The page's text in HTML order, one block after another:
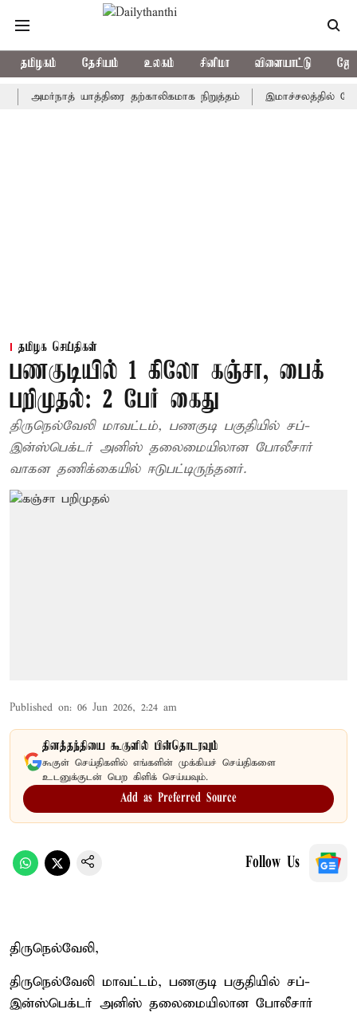
தமிழகம் தேசியம் உலகம் சினிமா விளையாட்டு
யாத்திரை தற்காலிகமாக நிறுத்தம் இமாச்சலத்தில் பேருந்து
தமிழக செய்திகள்
பணகுடியில் 1 கிலோ கஞ்சா, பைக்
பறிமுதல்: 2 பேர் கைது
திருநெல்வேலி மாவட்டம், பணகுடி பகுதியில் சப்-
இன்ஸ்பெக்டர் அனிஸ் தலைமையிலான போலீசார்
வாகன தணிக்கையில் ஈடுபட்டிருந்தனர்.
Published on: 06 Jun 2026, 2:24 am
தினத்தந்தியை கூகுளில் பின்தொடரவும்
கூகுள் செய்திகளில் எங்களின் முக்கியச் செய்திகளை
உடனுக்குடன் பெற கிளிக் செய்யவும்.
Add as Preferred Source
Follow Us
திருநெல்வேலி,
திருநெல்வேலி மாவட்டம், பணகுடி பகுதியில் சப்-
இன்ஸ்பெக்டர் அனிஸ் தலைமையிலான போலீசார்